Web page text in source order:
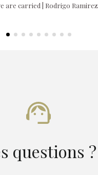
are carried | Rodrigo Ramirez
questions ?